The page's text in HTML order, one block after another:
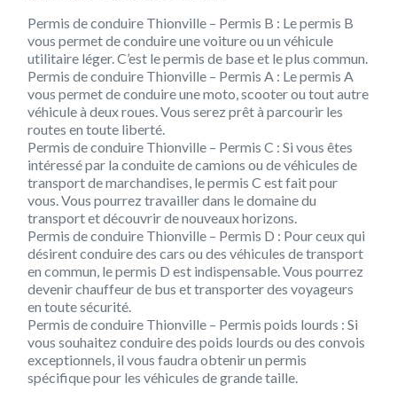
Permis de conduire Thionville – Permis B : Le permis B
vous permet de conduire une voiture ou un véhicule
utilitaire léger. C’est le permis de base et le plus commun.
Permis de conduire Thionville – Permis A : Le permis A
vous permet de conduire une moto, scooter ou tout autre
véhicule à deux roues. Vous serez prêt à parcourir les
routes en toute liberté.
Permis de conduire Thionville – Permis C : Si vous êtes
intéressé par la conduite de camions ou de véhicules de
transport de marchandises, le permis C est fait pour
vous. Vous pourrez travailler dans le domaine du
transport et découvrir de nouveaux horizons.
Permis de conduire Thionville – Permis D : Pour ceux qui
désirent conduire des cars ou des véhicules de transport
en commun, le permis D est indispensable. Vous pourrez
devenir chauffeur de bus et transporter des voyageurs
en toute sécurité.
Permis de conduire Thionville – Permis poids lourds : Si
vous souhaitez conduire des poids lourds ou des convois
exceptionnels, il vous faudra obtenir un permis
spécifique pour les véhicules de grande taille.